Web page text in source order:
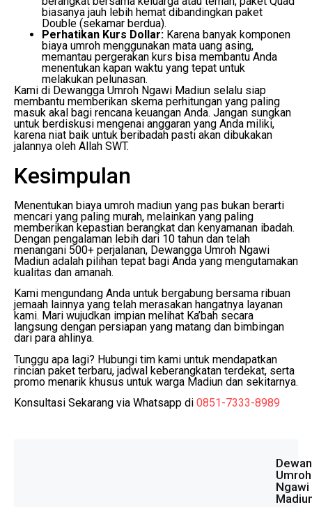
biasanya jauh lebih hemat dibandingkan paket
Double (sekamar berdua).
Perhatikan Kurs Dollar: Karena banyak komponen
biaya umroh menggunakan mata uang asing,
memantau pergerakan kurs bisa membantu Anda
menentukan kapan waktu yang tepat untuk
melakukan pelunasan.
Kami di Dewangga Umroh Ngawi Madiun selalu siap
membantu memberikan skema perhitungan yang paling
masuk akal bagi rencana keuangan Anda. Jangan sungkan
untuk berdiskusi mengenai anggaran yang Anda miliki,
karena niat baik untuk beribadah pasti akan dibukakan
jalannya oleh Allah SWT.
Kesimpulan
Menentukan biaya umroh madiun yang pas bukan berarti
mencari yang paling murah, melainkan yang paling
memberikan kepastian berangkat dan kenyamanan ibadah.
Dengan pengalaman lebih dari 10 tahun dan telah
menangani 500+ perjalanan, Dewangga Umroh Ngawi
Madiun adalah pilihan tepat bagi Anda yang mengutamakan
kualitas dan amanah.
Kami mengundang Anda untuk bergabung bersama ribuan
jemaah lainnya yang telah merasakan hangatnya layanan
kami. Mari wujudkan impian melihat Ka’bah secara
langsung dengan persiapan yang matang dan bimbingan
dari para ahlinya.
Tunggu apa lagi? Hubungi tim kami untuk mendapatkan
rincian paket terbaru, jadwal keberangkatan terdekat, serta
promo menarik khusus untuk warga Madiun dan sekitarnya.
Konsultasi Sekarang via Whatsapp di 0851-7333-8989
Umroh
Ngawi